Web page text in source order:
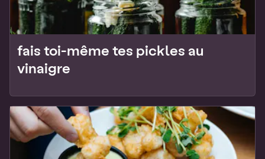
fais toi-même tes pickles au
vinaigre